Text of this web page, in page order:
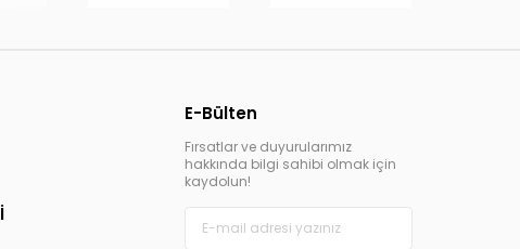
E-Bülten
Fırsatlar ve duyurularımız
hakkında bilgi sahibi olmak için
kaydolun!